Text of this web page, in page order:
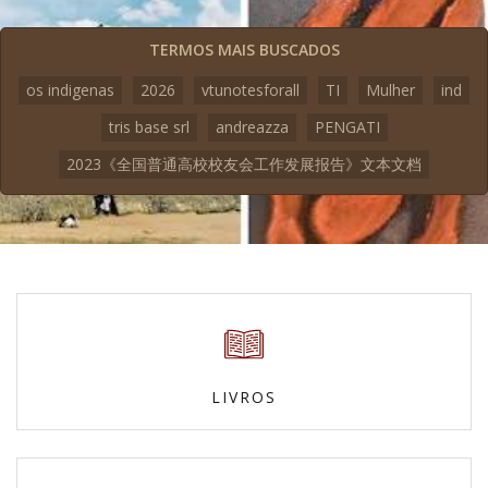
TERMOS MAIS BUSCADOS
os indigenas
2026 vtunotesforall TI Mulher
ind
tris base srl
andreazza
PENGATI
2023《全国普通高校校友会工作发展报告》文本文档
LIVROS